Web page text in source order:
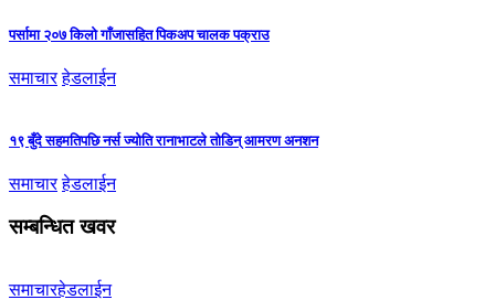
पर्सामा २०७ किलो गाँजासहित पिकअप चालक पक्राउ
समाचार हेडलाईन
१९ बुँदे सहमतिपछि नर्स ज्योति रानाभाटले तोडिन् आमरण अनशन
समाचार हेडलाईन
सम्बन्धित खवर
समाचारहेडलाईन